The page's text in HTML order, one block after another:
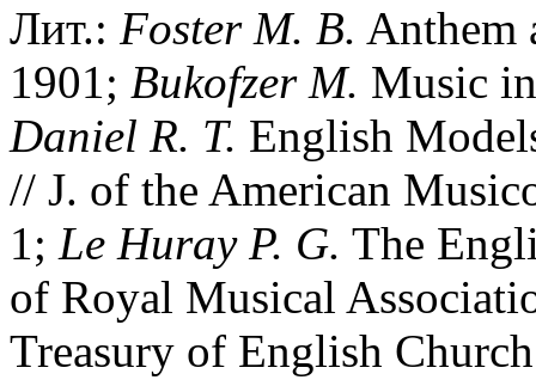
Лит.: Foster M. B. Anthem
1901; Bukofzer M. Music
Daniel R. T. English
// J. of the American
1; Le Huray P. G. The
of Royal Musical
Treasury of English